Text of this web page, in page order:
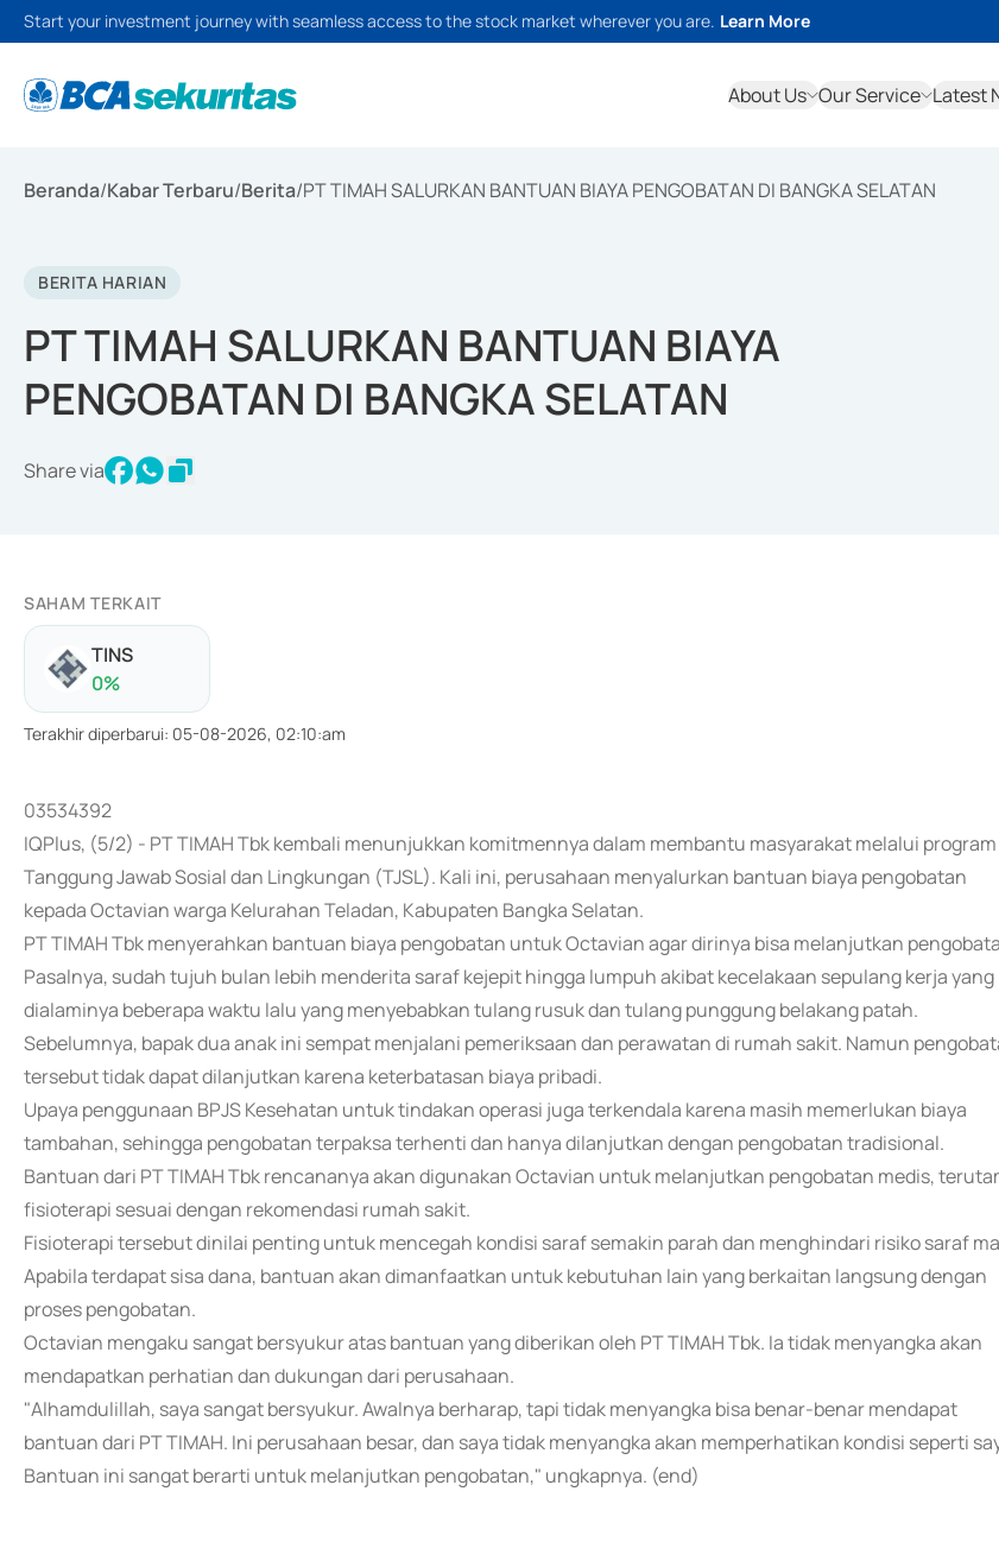
Start your investment journey with seamless access to the stock market wherever you are. Learn More
About Us Our Service Latest
Beranda/Kabar Terbaru/Berita/PT TIMAH SALURKAN BANTUAN BIAYA PENGOBATAN DI BANGKA SELATAN
BERITA HARIAN
PT TIMAH SALURKAN BANTUAN BIAYA
PENGOBATAN DI BANGKA SELATAN
Share via
SAHAM TERKAIT
TINS
0%
Terakhir diperbarui: 05-08-2026, 02:10:am
03534392
IQPlus, (5/2) - PT TIMAH Tbk kembali menunjukkan komitmennya dalam membantu masyarakat melalui program
Tanggung Jawab Sosial dan Lingkungan (TJSL). Kali ini, perusahaan menyalurkan bantuan biaya pengobatan
kepada Octavian warga Kelurahan Teladan, Kabupaten Bangka Selatan.
PT TIMAH Tbk menyerahkan bantuan biaya pengobatan untuk Octavian agar dirinya bisa melanjutkan
Pasalnya, sudah tujuh bulan lebih menderita saraf kejepit hingga lumpuh akibat kecelakaan sepulang kerja yang
dialaminya beberapa waktu lalu yang menyebabkan tulang rusuk dan tulang punggung belakang patah.
Sebelumnya, bapak dua anak ini sempat menjalani pemeriksaan dan perawatan di rumah sakit. Namun
tersebut tidak dapat dilanjutkan karena keterbatasan biaya pribadi.
Upaya penggunaan BPJS Kesehatan untuk tindakan operasi juga terkendala karena masih memerlukan biaya
tambahan, sehingga pengobatan terpaksa terhenti dan hanya dilanjutkan dengan pengobatan tradisional.
Bantuan dari PT TIMAH Tbk rencananya akan digunakan Octavian untuk melanjutkan pengobatan medis,
fisioterapi sesuai dengan rekomendasi rumah sakit.
Fisioterapi tersebut dinilai penting untuk mencegah kondisi saraf semakin parah dan menghindari risiko saraf
Apabila terdapat sisa dana, bantuan akan dimanfaatkan untuk kebutuhan lain yang berkaitan langsung dengan
proses pengobatan.
Octavian mengaku sangat bersyukur atas bantuan yang diberikan oleh PT TIMAH Tbk. Ia tidak menyangka akan
mendapatkan perhatian dan dukungan dari perusahaan.
"Alhamdulillah, saya sangat bersyukur. Awalnya berharap, tapi tidak menyangka bisa benar-benar mendapat
bantuan dari PT TIMAH. Ini perusahaan besar, dan saya tidak menyangka akan memperhatikan kondisi seperti
Bantuan ini sangat berarti untuk melanjutkan pengobatan," ungkapnya. (end)